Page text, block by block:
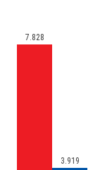
7.828
3.919